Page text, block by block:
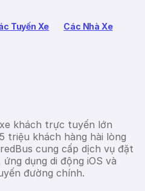
Tuyến Xe Các Nhà Xe
khách trực tuyến lớn
triệu khách hàng hài lòng
cung cấp dịch vụ đặt
dụng di động iOS và
đường chính.